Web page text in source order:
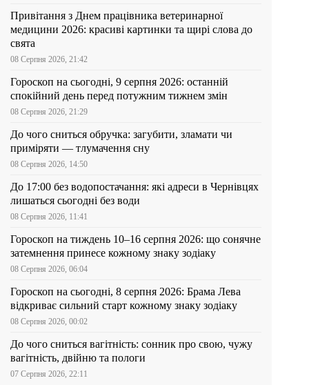
Привітання з Днем працівника ветеринарної
медицини 2026: красиві картинки та щирі слова до
свята
08 Серпня 2026, 21:42
Гороскоп на сьогодні, 9 серпня 2026: останній
спокійний день перед потужним тижнем змін
08 Серпня 2026, 21:29
До чого сниться обручка: загубити, зламати чи
приміряти — тлумачення сну
08 Серпня 2026, 14:50
До 17:00 без водопостачання: які адреси в Чернівцях
лишаться сьогодні без води
08 Серпня 2026, 11:41
Гороскоп на тиждень 10–16 серпня 2026: що сонячне
затемнення принесе кожному знаку зодіаку
08 Серпня 2026, 06:04
Гороскоп на сьогодні, 8 серпня 2026: Брама Лева
відкриває сильний старт кожному знаку зодіаку
08 Серпня 2026, 00:02
До чого сниться вагітність: сонник про свою, чужу
вагітність, двійню та пологи
07 Серпня 2026, 22:11